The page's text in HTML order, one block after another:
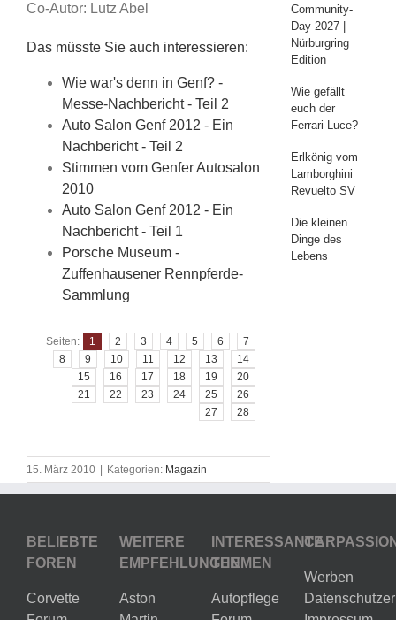
Co-Autor: Lutz Abel
Das müsste Sie auch interessieren:
Wie war's denn in Genf? -
Messe-Nachbericht - Teil 2
Auto Salon Genf 2012 - Ein
Nachbericht - Teil 2
Stimmen vom Genfer Autosalon
2010
Auto Salon Genf 2012 - Ein
Nachbericht - Teil 1
Porsche Museum -
Zuffenhausener Rennpferde-
Sammlung
Seiten: 1 2 3 4 5 6
7
8
9 10 11 12 13
14
15
16 17 18 19
20
21
22 23 24 25
26
27
28
15. März 2010 Kategorien: Magazin
Community-
Day 2027 |
Nürburgring
Edition
Wie gefällt
euch der
Ferrari Luce?
Erlkönig vom
Lamborghini
Revuelto SV
Die kleinen
Dinge des
Lebens
BELIEBTE
FOREN
Corvette
WEITERE
EMPFEHLUNGEN
Aston
INTERESSANTE
THEMEN
Autopflege
Werben